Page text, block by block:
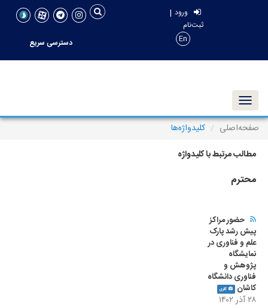
ورود |
ثبت‌نام
En
دسترسی سریع
Toggle navigation
صفحه‌اصلی
کلیدواژه‌ها
مطالب مرتبط با کلیدواژه
محترم
حضور مراکز
پیش رشد پارک
علم و فناوری در
نمایشگاه
پژوهش و
فناوری دانشگاه
کاشان
گالری
۲۸ آذر ۱۴۰۲